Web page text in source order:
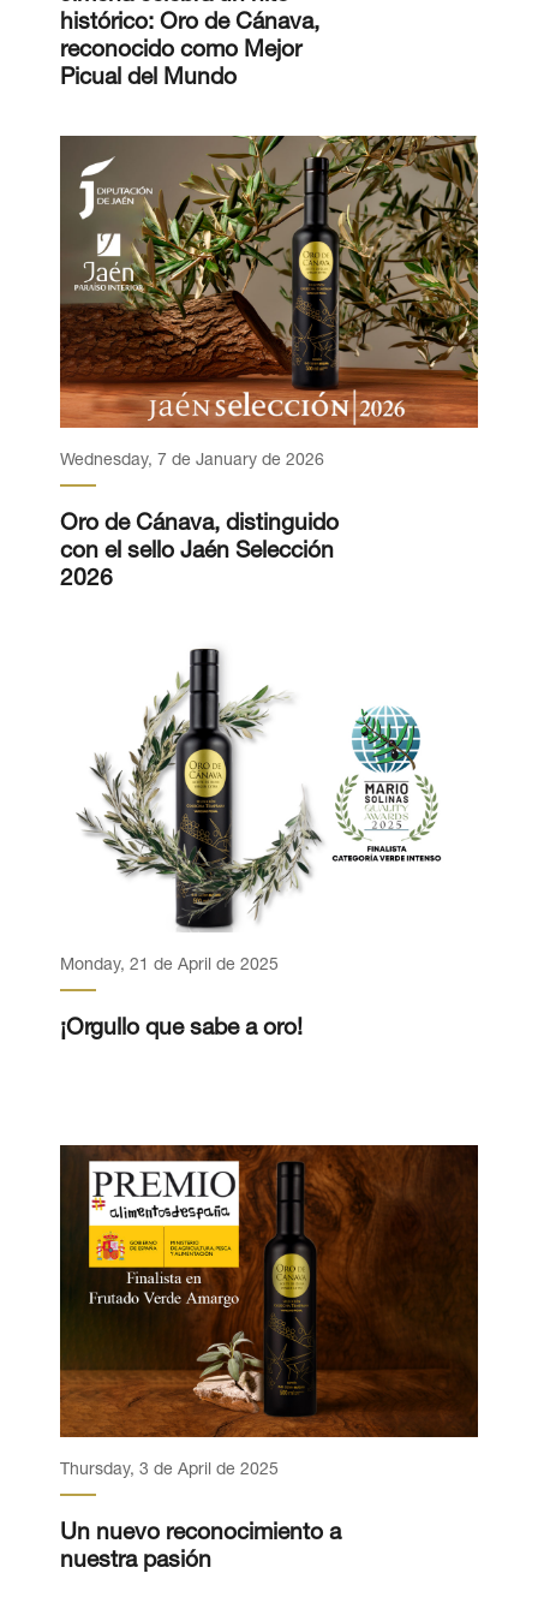
histórico: Oro de Cánava,
reconocido como Mejor
Picual del Mundo
Wednesday, 7 de January de 2026
Oro de Cánava, distinguido
con el sello Jaén Selección
2026
Monday, 21 de April de 2025
¡Orgullo que sabe a oro!
Thursday, 3 de April de 2025
Un nuevo reconocimiento a
nuestra pasión